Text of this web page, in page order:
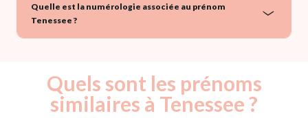
Quelle est la numérologie associée au prénom
Tenessee ?
Quels sont les prénoms
similaires à Tenessee ?